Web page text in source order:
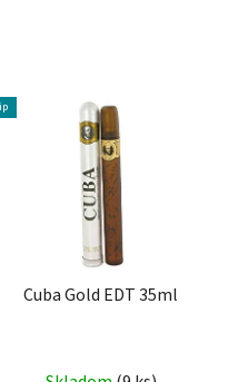
Cuba Gold EDT 35ml